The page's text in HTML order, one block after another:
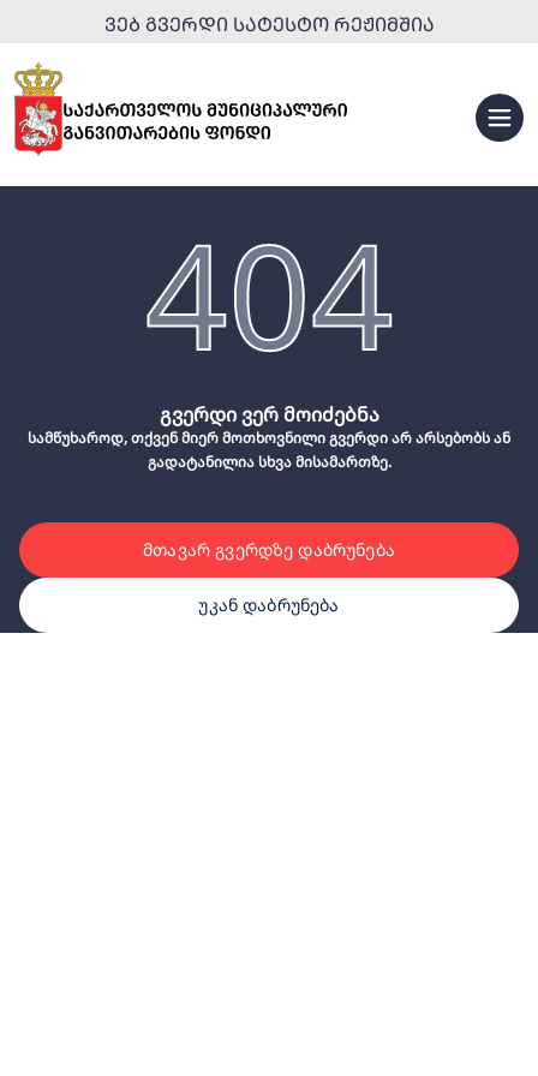
ᲕᲔᲑ ᲒᲕᲔᲠᲓᲘ ᲡᲐᲢᲔᲡᲢᲝ ᲠᲔᲟᲘᲛᲨᲘᲐ
404
გვერდი ვერ მოიძებნა
სამწუხაროდ, თქვენ მიერ მოთხოვნილი გვერდი არ არსებობს ან
გადატანილია სხვა მისამართზე.
მთავარ გვერდზე დაბრუნება
უკან დაბრუნება